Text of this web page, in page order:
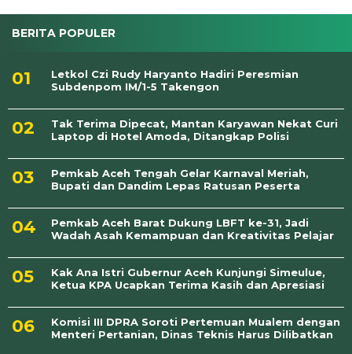
BERITA POPULER
Letkol Czi Rudy Haryanto Hadiri Peresmian
Subdenpom IM/1-5 Takengon
Tak Terima Dipecat, Mantan Karyawan Nekat Curi
Laptop di Hotel Amoda, Ditangkap Polisi
Pemkab Aceh Tengah Gelar Karnaval Meriah,
Bupati dan Dandim Lepas Ratusan Peserta
Pemkab Aceh Barat Dukung LBFT ke-31, Jadi
Wadah Asah Kemampuan dan Kreativitas Pelajar
Kak Ana Istri Gubernur Aceh Kunjungi Simeulue,
Ketua KPA Ucapkan Terima Kasih dan Apresiasi
Komisi III DPRA Soroti Pertemuan Mualem dengan
Menteri Pertanian, Dinas Teknis Harus Dilibatkan